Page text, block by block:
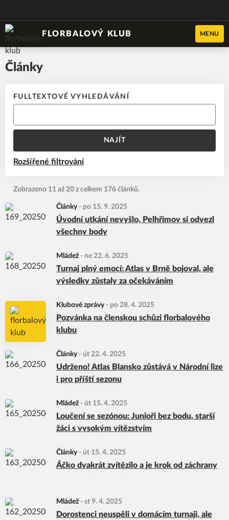
FLORBALOVÝ KLUB MENU
Články
FULLTEXTOVÉ VYHLEDÁVÁNÍ
NAJÍT
Rozšířené filtrování
Zobrazeno 11 až 20 z celkem 176 článků.
Články - po 15. 9. 2025
Úvodní utkání nevyšlo, Pelhřimov si odvezl
všechny body
Mládež - ne 22. 6. 2025
Turnaj plný emocí: Atlas v Brně bojoval, ale
výsledky zůstaly za očekáváním
Klubové zprávy - po 28. 4. 2025
Pozvánka na členskou schůzi florbalového
klubu
Články - út 22. 4. 2025
Udrženo! Atlas Blansko zůstává v Národní lize
i pro příští sezonu
Mládež - út 15. 4. 2025
Loučení se sezónou: Junioři bez bodu, starší
žáci s vysokým vítězstvím
Články - út 15. 4. 2025
Áčko dvakrát zvítězilo a je krok od záchrany
Mládež - st 9. 4. 2025
Dorostenci neuspěli v domácím turnaji, ale